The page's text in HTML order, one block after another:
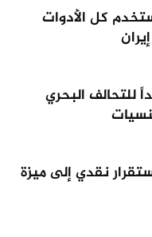
كل الأدوات
للتحالف البحري
نقدي إلى ميزة